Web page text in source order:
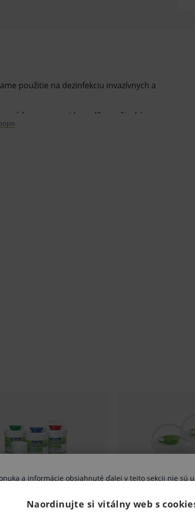
použitie na dezinfekciu invazívnych a
forma peroxidu vodíka so širokým
nezanechávajú žiadne
zdravotníckej pomôcky in vitro
zdravotníckej pomôcky in vitro
inej liečby alebo inej
pomôcky in vitro a jeho použitie môže
nie je z dôvodu ochrany zdravia alebo
a informácie obsiahnuté ďalej v tejto sekcii nie sú
sa riziku ohrozenia svojho zdravia, poprípade aj
Naordinujte si vitálny web s